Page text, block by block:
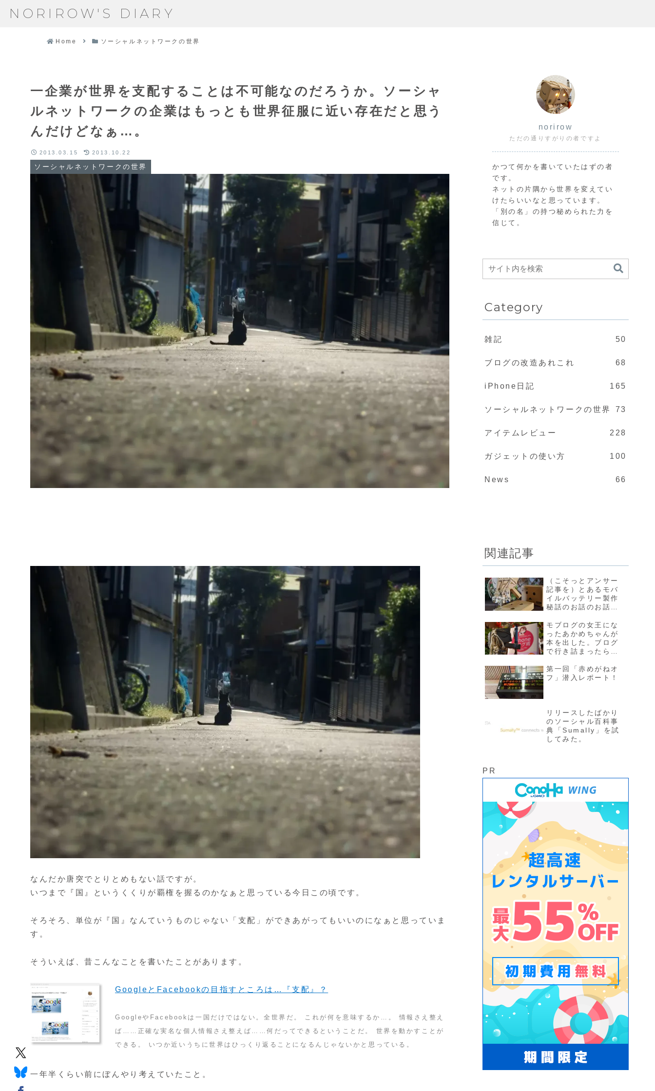
NORIROW'S DIARY
Home ソーシャルネットワークの世界
一企業が世界を支配することは不可能なのだろうか。ソーシャ
ルネットワークの企業はもっとも世界征服に近い存在だと思う
んだけどなぁ…。
ソーシャルネットワークの世界
2013.03.15 2013.10.22
なんだか唐突でとりとめもない話ですが。
いつまで『国』というくくりが覇権を握るのかなぁと思っている今日この頃です。
そろそろ、単位が『国』なんていうものじゃない「支配」ができあがってもいいのになぁと思っていま
す。
そういえば、昔こんなことを書いたことがあります。
GoogleとFacebookの目指すところは…『支配』？
GoogleやFacebookは一国だけではない。全世界だ。 これが何を意味するか…。 情報さえ整え
ば……正確な実名な個人情報さえ整えば……何だってできるということだ。 世界を動かすことが
できる。 いつか近いうちに世界はひっくり返ることになるんじゃないかと思っている。
一年半くらい前にぼんやり考えていたこと。
norirow
ただの通りすがりの者ですよ
かつて何かを書いていたはずの者
です。
ネットの片隅から世界を変えてい
けたらいいなと思っています。
「別の名」の持つ秘められた力を
信じて。
Category
雑記 50
ブログの改造あれこれ 68
iPhone日記 165
ソーシャルネットワークの世界 73
アイテムレビュー 228
ガジェットの使い方 100
News 66
関連記事
（こそっとアンサー
記事を）とあるモバ
イルバッテリー製作
秘話のお話のお話。|
モブログの女王にな
ったあかめちゃんが
本を出した。ブログ
で行き詰まったら読
の女王がおしえる
iPhoneブログ術』
第一回「赤めがねオ
フ」潜入レポート！
リリースしたばかり
のソーシャル百科事
典「Sumally」を試
してみた。
PR